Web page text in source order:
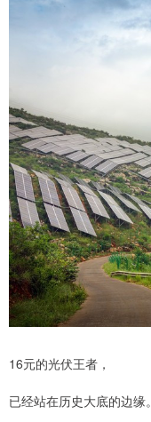
16元的光伏王者，
已经站在历史大底的边缘。